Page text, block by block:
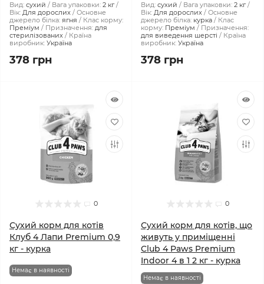
Вид: сухий Вага упаковки: 2 кг
Вік: Для дорослих
Основне
джерело білка: ягня
Клас корму:
Преміум
Призначення: для
стерилізованих
Країна
виробник: Україна
378 грн
Вид: сухий Вага упаковки: 2 кг
Вік: Для дорослих
Основне
джерело білка: курка
Клас
корму: Преміум
Призначення:
для виведення шерсті
Країна
виробник: Україна
378 грн
0
Сухий корм для котів
Клуб 4 Лапи Premium 0,9
кг - курка
Немає в наявності
0
Сухий корм для котів, що
живуть у приміщенні
Club 4 Paws Premium
Indoor 4 в 1 2 кг - курка
Немає в наявності